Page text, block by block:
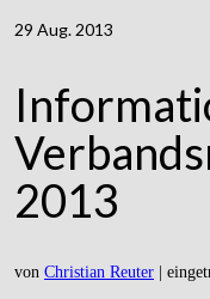
29 Aug. 2013
2013
von Christian Reuter